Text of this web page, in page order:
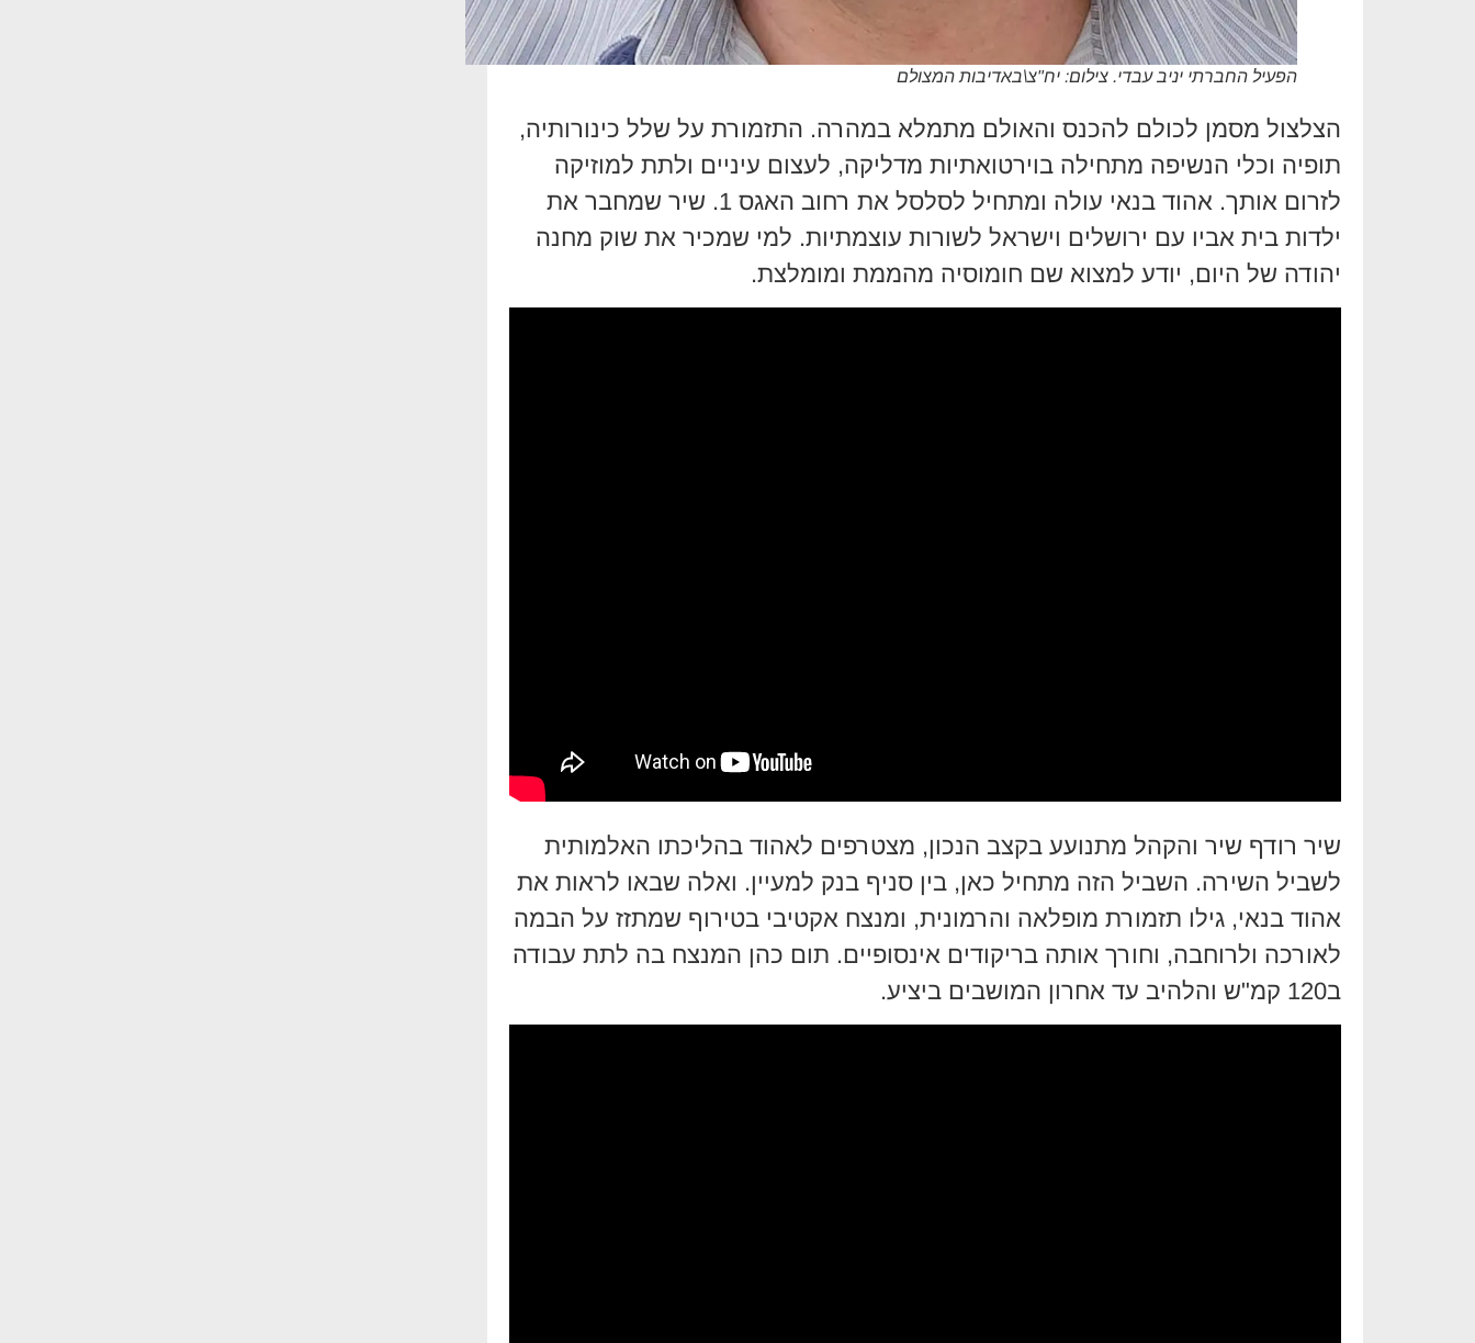
הפעיל החברתי יניב עבדי. צילום: יח"צ\באדיבות המצולם
הצלצול מסמן לכולם להכנס והאולם מתמלא במהרה. התזמורת על שלל כינורותיה,
תופיה וכלי הנשיפה מתחילה בוירטואתיות מדליקה, לעצום עיניים ולתת למוזיקה
לזרום אותך. אהוד בנאי עולה ומתחיל לסלסל את רחוב האגס 1. שיר שמחבר את
ילדות בית אביו עם ירושלים וישראל לשורות עוצמתיות. למי שמכיר את שוק מחנה
יהודה של היום, יודע למצוא שם חומוסיה מהממת ומומלצת.
שיר רודף שיר והקהל מתנועע בקצב הנכון, מצטרפים לאהוד בהליכתו האלמותית
לשביל השירה. השביל הזה מתחיל כאן, בין סניף בנק למעיין. ואלה שבאו לראות את
אהוד בנאי, גילו תזמורת מופלאה והרמונית, ומנצח אקטיבי בטירוף שמתזז על הבמה
לאורכה ולרוחבה, וחורך אותה בריקודים אינסופיים. תום כהן המנצח בה לתת עבודה
ב120 קמ"ש והלהיב עד אחרון המושבים ביציע.